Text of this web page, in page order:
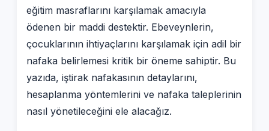
eğitim masraflarını karşılamak amacıyla
ödenen bir maddi destektir. Ebeveynlerin,
çocuklarının ihtiyaçlarını karşılamak için adil bir
nafaka belirlemesi kritik bir öneme sahiptir. Bu
yazıda, iştirak nafakasının detaylarını,
hesaplanma yöntemlerini ve nafaka taleplerinin
nasıl yönetileceğini ele alacağız.